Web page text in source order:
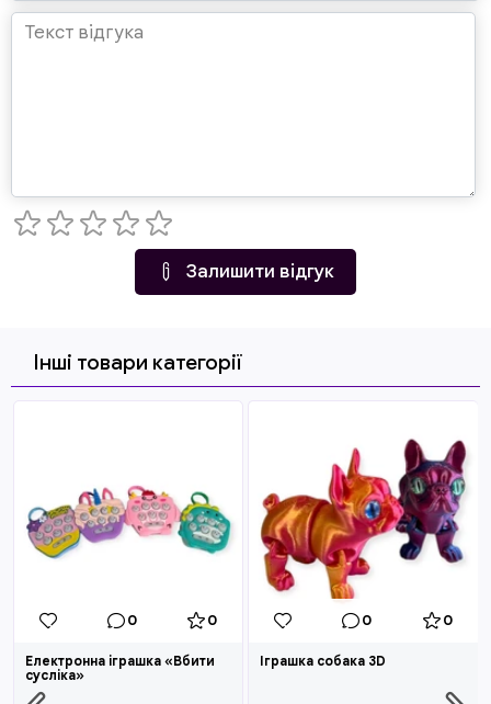
Залишити відгук
Інші товари категорії
0 0
Електронна іграшка «Вбити
сусліка»
0 0
Іграшка собака 3D